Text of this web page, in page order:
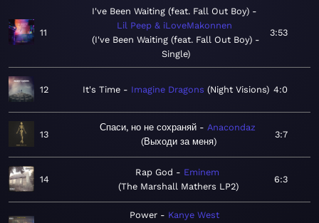
11
I've Been Waiting (feat. Fall Out Boy)
Lil Peep & iLoveMakonnen
I've Been Waiting (feat. Fall Out Boy) -
Single
3:53
12 It's Time Imagine Dragons Night Visions 4:0
13
Спаси, но не сохраняй
Anacondaz
Выходи за меня
3:7
14
Rap God
Eminem
The Marshall Mathers LP2
6:3
Power
Kanye West